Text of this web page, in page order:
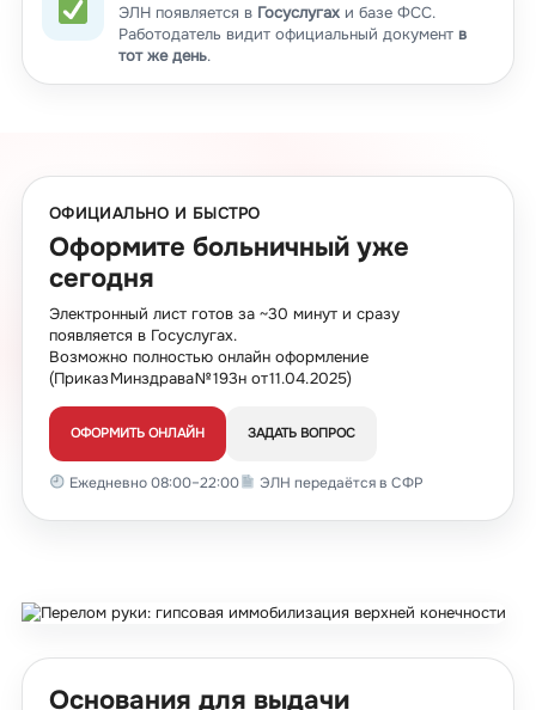
ЭЛН появляется в Госуслугахи базе ФСС.
Работодатель видит официальный документ в
тот же день.
ОФИЦИАЛЬНО И БЫСТРО
Оформите больничный уже
сегодня
Электронный лист готов за ~30 минут и сразу
появляется в Госуслугах.
Возможно полностью онлайн оформление
(Приказ Минздрава № 193н от 11.04.2025)
ОФОРМИТЬ ОНЛАЙН ЗАДАТЬ ВОПРОС
Ежедневно 08:00–22:00 ЭЛН передаётся в СФР
Основания для выдачи